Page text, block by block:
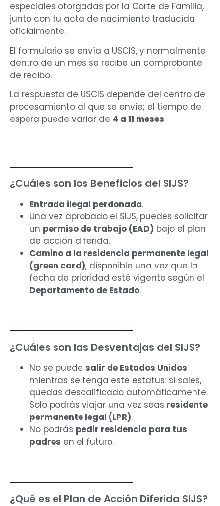
especiales otorgadas por la Corte de Familia,
junto con tu acta de nacimiento traducida
oficialmente.
El formulario se envía a USCIS, y normalmente
dentro de un mes se recibe un comprobante
de recibo.
La respuesta de USCIS depende del centro de
procesamiento al que se envíe; el tiempo de
espera puede variar de 4 a 11 meses.
¿Cuáles son los Beneficios del SIJS?
Entrada ilegal perdonada.
Una vez aprobado el SIJS, puedes solicitar
un permiso de trabajo (EAD) bajo el plan
de acción diferida.
Camino a la residencia permanente legal
(green card), disponible una vez que la
fecha de prioridad esté vigente según el
Departamento de Estado.
¿Cuáles son las Desventajas del SIJS?
No se puede salir de Estados Unidos
mientras se tenga este estatus; si sales,
quedas descalificado automáticamente.
Solo podrás viajar una vez seas residente
permanente legal (LPR).
No podrás pedir residencia para tus
padres en el futuro.
¿Qué es el Plan de Acción Diferida SIJS?